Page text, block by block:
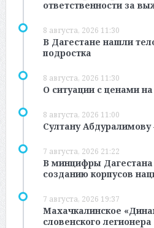
ответственности за
8 августа, 2026 11:30
В Дагестане нашли
подростка
8 августа, 2026 11:30
О ситуации с ценами
8 августа, 2026 11:00
Султану
7 августа, 2026 21:22
В минцифры Дагестана
созданию корпусов
7 августа, 2026 19:37
Махачкалинское
словенского легионера